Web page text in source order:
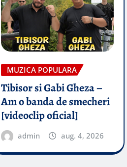
MUZICA POPULARA
Tibisor si Gabi Gheza –
Am o banda de smecheri
[videoclip oficial]
admin aug. 4, 2026